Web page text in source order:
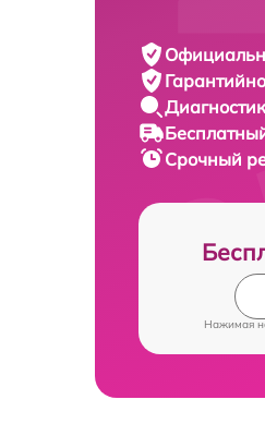
Срочный
Нажимая